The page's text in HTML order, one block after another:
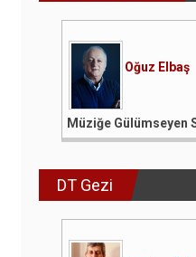
Oğuz Elbaş
Müziğe Gülümseyen
DT Gezi